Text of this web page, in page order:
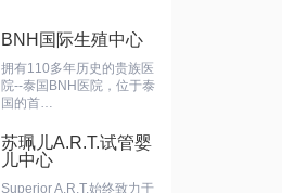
BNH国际生殖中心
拥有110多年历史的贵族医
院--泰国BNH医院，位于泰
国的首…
苏珮儿A.R.T.试管婴
儿中心
Superior A.R.T.始终致力于